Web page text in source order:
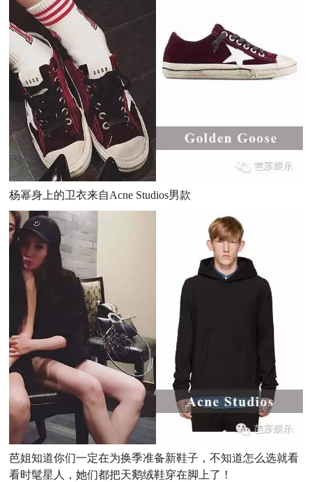
杨幂身上的卫衣来自Acne Studios男款
芭姐知道你们一定在为换季准备新鞋子，不知道怎么选就看
看时髦星人，她们都把天鹅绒鞋穿在脚上了！